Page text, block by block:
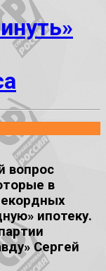
вопрос
в
ипотеку.
Сергей